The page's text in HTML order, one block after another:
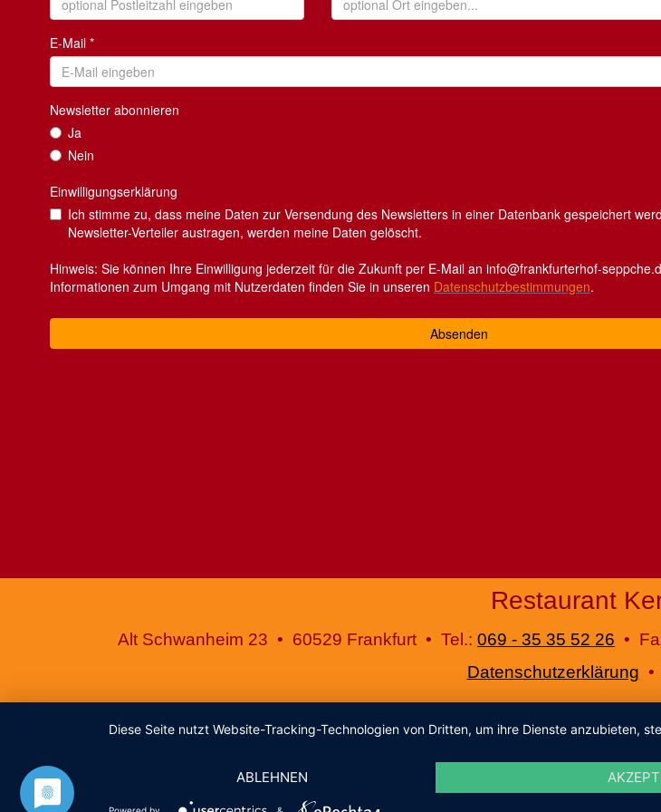
Restaurant
Alt Schwanheim 23 • 60529 Frankfurt • Tel.: 069 - 35 35 52 26 •
Datenschutzerklärung •
Diese Seite nutzt Website-Tracking-Technologien von Dritten, um ihre Dienste anzubieten,
ABLEHNEN